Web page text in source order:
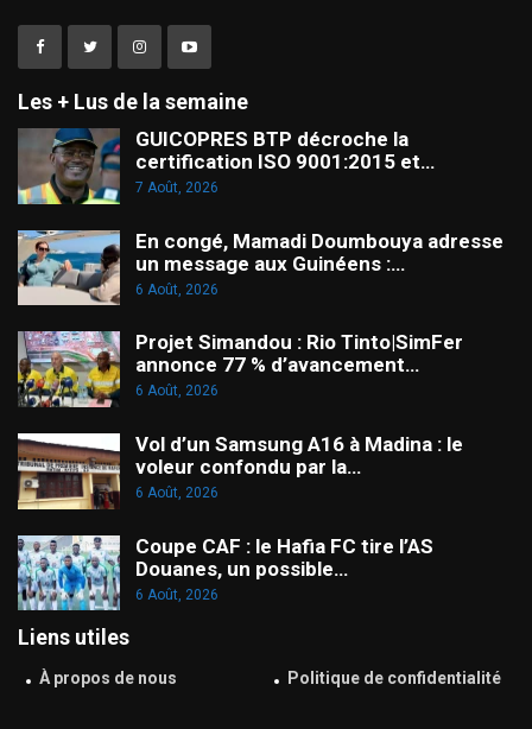
Les + Lus de la semaine
GUICOPRES BTP décroche la
certification ISO 9001:2015 et…
7 Août, 2026
En congé, Mamadi Doumbouya adresse
un message aux Guinéens :…
6 Août, 2026
Projet Simandou : Rio Tinto|SimFer
annonce 77 % d’avancement…
6 Août, 2026
Vol d’un Samsung A16 à Madina : le
voleur confondu par la…
6 Août, 2026
Coupe CAF : le Hafia FC tire l’AS
Douanes, un possible…
6 Août, 2026
Liens utiles
À propos de nous Politique de confidentialité